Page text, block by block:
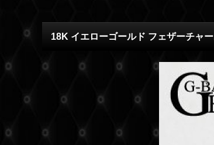
18K イエローゴールド フェザーチャ